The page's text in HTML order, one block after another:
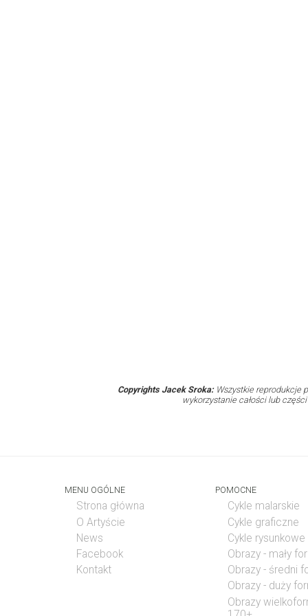
Copyrights Jacek Sroka:Wszystkie reprodukcje
wykorzystanie całości lub
MENU OGÓLNE
Strona główna
O Artyście
News
Facebook
Kontakt
POMOCNE
Cykle malarskie
Cykle graficzne
Cykle rysunkowe
Obrazy - mały
Obrazy - średni
Obrazy - duży
Obrazy